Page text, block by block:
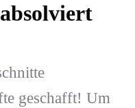
geschafft! Um